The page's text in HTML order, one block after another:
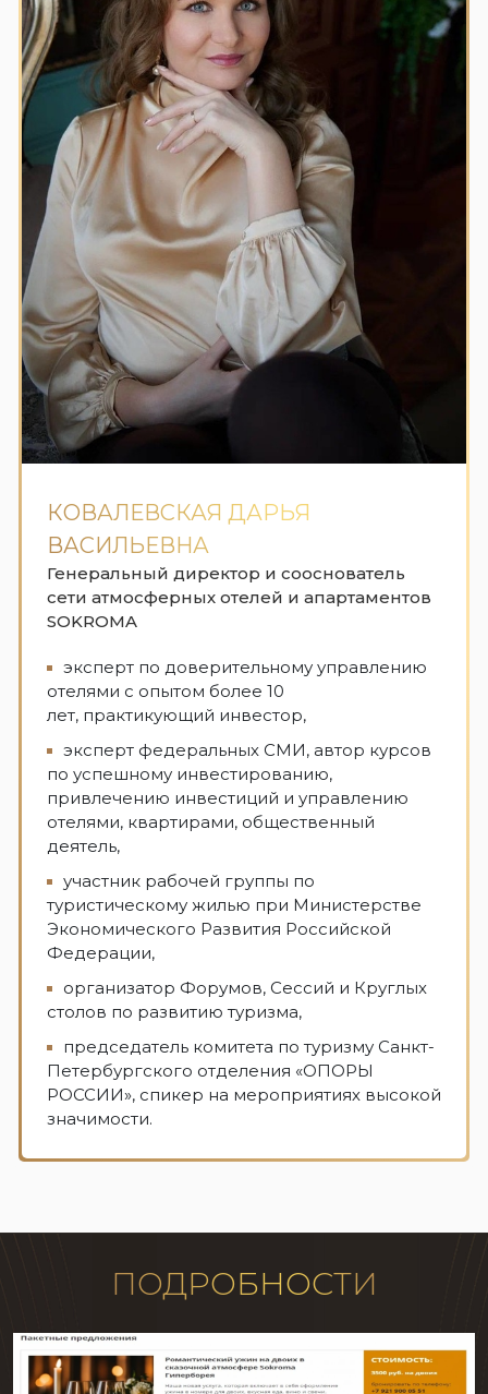
КОВАЛЕВСКАЯ ДАРЬЯ
ВАСИЛЬЕВНА
Генеральный директор и сооснователь
сети атмосферных отелей и апартаментов
SOKROMA
эксперт по доверительному управлению
отелями с опытом более 10
лет, практикующий инвестор,
эксперт федеральных СМИ, автор курсов
по успешному инвестированию,
привлечению инвестиций и управлению
отелями, квартирами, общественный
деятель,
участник рабочей группы по
туристическому жилью при Министерстве
Экономического Развития Российской
Федерации,
организатор Форумов, Сессий и Круглых
столов по развитию туризма,
председатель комитета по туризму Санкт-
Петербургского отделения «ОПОРЫ
РОССИИ», спикер на мероприятиях высокой
значимости.
ПОДРОБНОСТИ